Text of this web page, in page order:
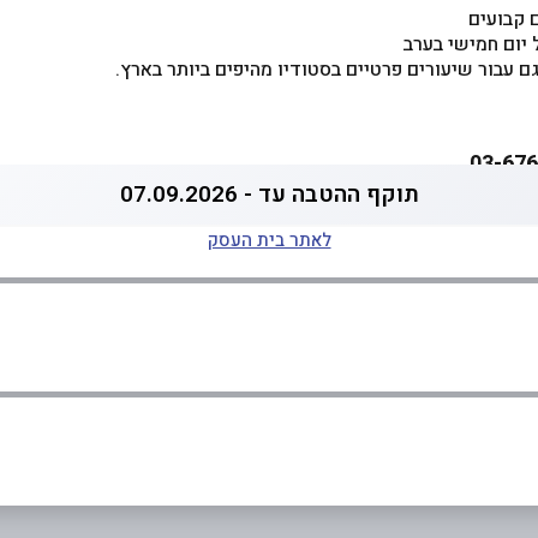
קבועים
חמישי בערב
עבור שיעורים פרטיים בסטודיו מהיפים ביותר בארץ.
תוקף ההטבה עד - 07.09.2026
לאתר בית העסק